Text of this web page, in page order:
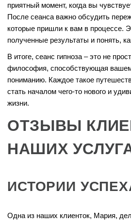
приятный момент, когда вы
После сеанса важно обсудить
которые пришли к вам в процессе.
полученные результаты и понять,
В итоге, сеанс гипноза – это не
философия, способствующая
пониманию. Каждое такое
стать началом чего-то нового и
жизни.
ОТЗЫВЫ
НАШИХ
ИСТОРИИ
Одна из наших клиенток, Мария,